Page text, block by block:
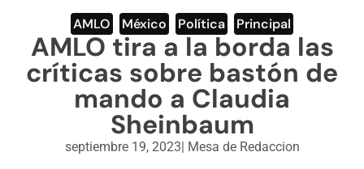
ENGLISH SECTION
VIDEOS
AMLO México Política Principal
AMLO tira a la borda las
críticas sobre bastón de
mando a Claudia
Sheinbaum
septiembre 19, 2023| Mesa de Redaccion